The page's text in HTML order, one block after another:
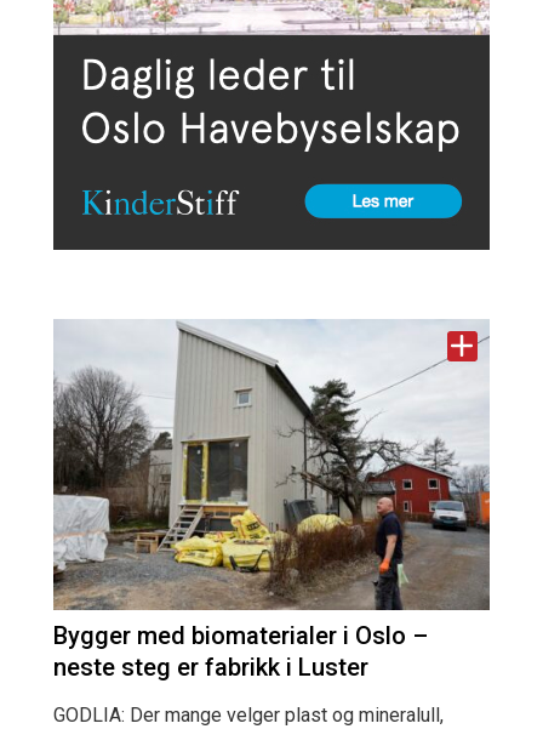
Bygger med biomaterialer i Oslo –
neste steg er fabrikk i Luster
GODLIA: Der mange velger plast og mineralull,